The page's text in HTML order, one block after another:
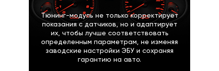
Тюнинг-модуль не только корректирует
показания с датчиков, но и адаптирует
их, чтобы лучше соответствовать
определенным параметрам, не изменяя
заводские настройки ЭБУ и сохраняя
гарантию на авто.